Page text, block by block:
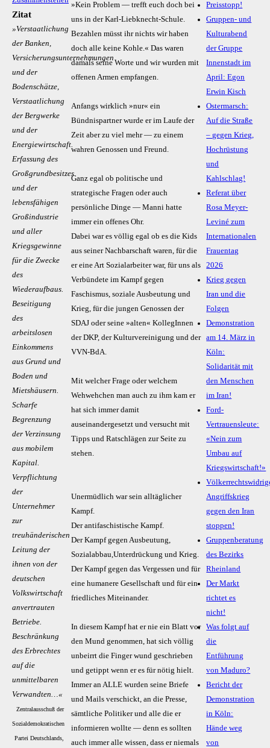
Zitat
»Verstaatlichung
der Banken,
Versicherungsunternehmungen
und der
Bodenschätze,
Verstaatlichung
der Bergwerke
und der
Energiewirtschaft.
Erfassung des
Großgrundbesitzes
und der
lebensfähigen
Großindustrie
und aller
Kriegsgewinne
für die Zwecke
des
Wiederaufbaus.
Beseitigung
des
arbeitslosen
Einkommens
aus Grund und
Boden und
Mietshäusern.
Scharfe
Begrenzung
der Verzinsung
aus mobilem
Kapital.
Verpflichtung
der
Unternehmer
zur
treuhänderischen
Leitung der
ihnen von der
deutschen
Volkswirtschaft
anvertrauten
Betriebe.
Beschränkung
des Erbrechtes
auf die
unmittelbaren
Verwandten…«
Zentralausschuß der
Sozialdemokratischen
Partei Deutschlands,
»Kein Problem — trefft euch doch bei
uns in der Karl-Liebknecht-Schule.
Bezahlen müsst ihr nichts wir haben
doch alle keine Kohle.« Das waren
damals seine Worte und wir wurden mit
offenen Armen empfangen.
Anfangs wirklich »nur« ein
Bündnispartner wurde er im Laufe der
Zeit aber zu viel mehr — zu einem
wahren Genossen und Freund.
Ganz egal ob politische und
strategische Fragen oder auch
persönliche Dinge — Manni hatte
immer ein offenes Ohr.
Dabei war es völlig egal ob es die Kids
aus seiner Nachbarschaft waren, für die
er eine Art Sozialarbeiter war, für uns als
Verbündete im Kampf gegen
Faschismus, soziale Ausbeutung und
Krieg, für die jungen Genossen der
SDAJ oder seine »alten« KollegInnen
der DKP, der Kulturvereinigung und der
VVN-BdA.
Mit welcher Frage oder welchem
Wehwehchen man auch zu ihm kam er
hat sich immer damit
auseinandergesetzt und versucht mit
Tipps und Ratschlägen zur Seite zu
stehen.
Unermüdlich war sein alltäglicher
Kampf.
Der antifaschistische Kampf.
Der Kampf gegen Ausbeutung,
Sozialabbau,Unterdrückung und Krieg.
Der Kampf gegen das Vergessen und für
eine humanere Gesellschaft und für ein
friedliches Miteinander.
In diesem Kampf hat er nie ein Blatt vor
den Mund genommen, hat sich völlig
unbeirrt die Finger wund geschrieben
und getippt wenn er es für nötig hielt.
Immer an ALLE wurden seine Briefe
und Mails verschickt, an die Presse,
sämtliche Politiker und alle die er
informieren wollte — denn es sollten
auch immer alle wissen, dass er niemals
Preisstopp!
Gruppen- und
Kulturabend
der Gruppe
Innenstadt im
April: Egon
Erwin Kisch
Ostermarsch:
Auf die Straße
– gegen Krieg,
Hochrüstung
und
Kahlschlag!
Referat über
Rosa Meyer-
Leviné zum
Internationalen
Frauentag
2026
Krieg gegen
Iran und die
Folgen
Demonstration
am 14. März in
Köln:
Solidarität mit
den Menschen
im Iran!
Ford-
Vertrauensleute:
«Nein zum
Umbau auf
Kriegswirtschaft!»
Angriffskrieg
gegen den Iran
stoppen!
Gruppenberatung
des Bezirks
Rheinland
Der Markt
richtet es
nicht!
Was folgt auf
die
Entführung
von Maduro?
Bericht der
Demonstration
in Köln:
Hände weg
von